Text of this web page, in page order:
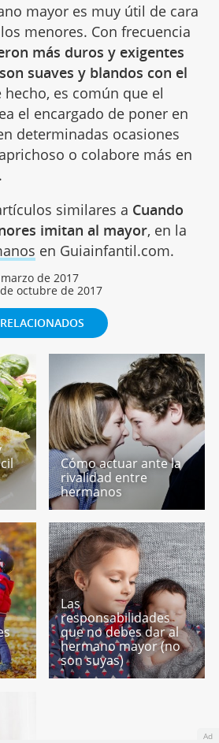
mayor es muy útil de cara
menores. Con frecuencia
más duros y exigentes
suaves y blandos con el
hecho, es común que el
el encargado de poner en
determinadas ocasiones
o colabore más en
similares a Cuando
imitan al mayor, en la
en Guiainfantil.com.
de 2017
octubre de 2017
RELACIONADOS
Cómo actuar ante la
rivalidad entre
hermanos
Las
responsabilidades
que no debes dar al
hermano mayor (no
son suyas)
Ad